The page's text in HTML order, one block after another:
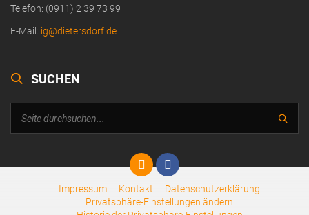
Telefon: (0911) 2 39 73 99
E-Mail: ig@dietersdorf.de
SUCHEN
Impressum Kontakt
Datenschutzerklärung
Privatsphäre-Einstellungen ändern